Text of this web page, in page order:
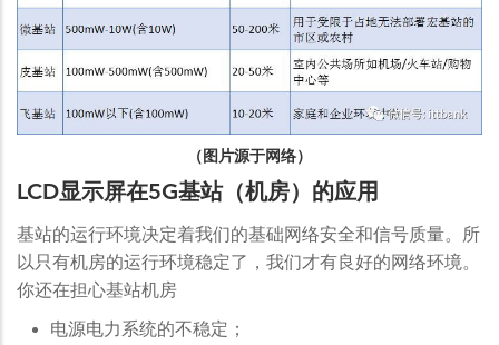
（图片源于网络）​
LCD显示屏在5G基站（机房）的应用
基站的运行环境决定着我们的基础网络安全和信号质量。所
以只有机房的运行环境稳定了，我们才有良好的网络环境。
你还在担心基站机房
电源电力系统的不稳定；